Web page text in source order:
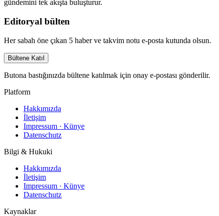
gündemini tek akışta buluşturur.
Editoryal bülten
Her sabah öne çıkan 5 haber ve takvim notu e-posta kutunda olsun.
Bültene Katıl
Butona bastığınızda bültene katılmak için onay e-postası gönderilir.
Platform
Hakkımızda
İletişim
Impressum · Künye
Datenschutz
Bilgi & Hukuki
Hakkımızda
İletişim
Impressum · Künye
Datenschutz
Kaynaklar